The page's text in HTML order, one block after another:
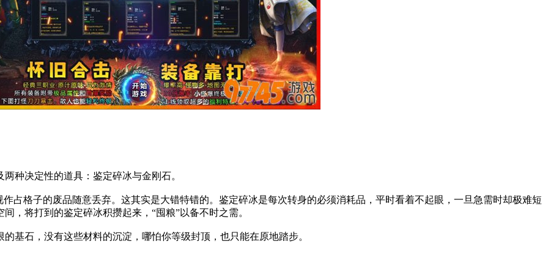
种决定性的道具：鉴定碎冰与金刚石。
占格子的废品随意丢弃。这其实是大错特错的。鉴定碎冰是每次转身的必须消耗品，平时看着不起眼，一旦急需时却极难短
，将打到的鉴定碎冰积攒起来，“囤粮”以备不时之需。
基石，没有这些材料的沉淀，哪怕你等级封顶，也只能在原地踏步。